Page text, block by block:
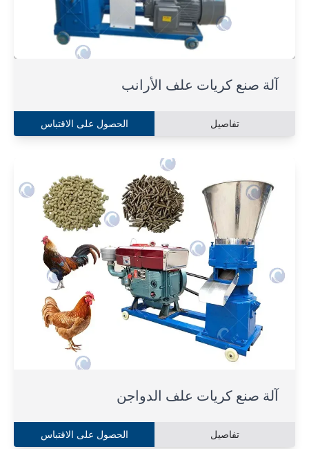
آلة صنع كريات علف الأرانب
تفاصيل الحصول على الاقتباس
آلة صنع كريات علف الدواجن
تفاصيل الحصول على الاقتباس